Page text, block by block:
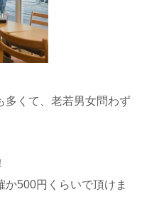
多くて、老若男女問わず
か500円くらいで頂けま